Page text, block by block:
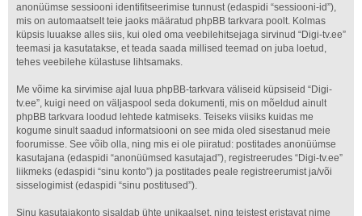
anonüümse sessiooni identifitseerimise tunnust (edaspidi “sessiooni-id”),
mis on automaatselt teie jaoks määratud phpBB tarkvara poolt. Kolmas
küpsis luuakse alles siis, kui oled oma veebilehitsejaga sirvinud “Digi-tv.ee”
teemasi ja kasutatakse, et teada saada millised teemad on juba loetud,
tehes veebilehe külastuse lihtsamaks.
Me võime ka sirvimise ajal luua phpBB-tarkvara väliseid küpsiseid “Digi-
tv.ee”, kuigi need on väljaspool seda dokumenti, mis on mõeldud ainult
phpBB tarkvara loodud lehtede katmiseks. Teiseks viisiks kuidas me
kogume sinult saadud informatsiooni on see mida oled sisestanud meie
foorumisse. See võib olla, ning mis ei ole piiratud: postitades anonüümse
kasutajana (edaspidi “anonüümsed kasutajad”), registreerudes “Digi-tv.ee”
liikmeks (edaspidi “sinu konto”) ja postitades peale registreerumist ja/või
sisselogimist (edaspidi “sinu postitused”).
Sinu kasutajakonto sisaldab ühte unikaalset, ning teistest eristavat nime